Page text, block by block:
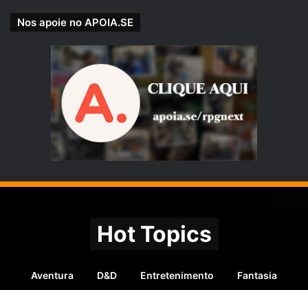
Nos apoie no APOIA.SE
Hot Topics
Aventura D&D Entretenimento Fantasia